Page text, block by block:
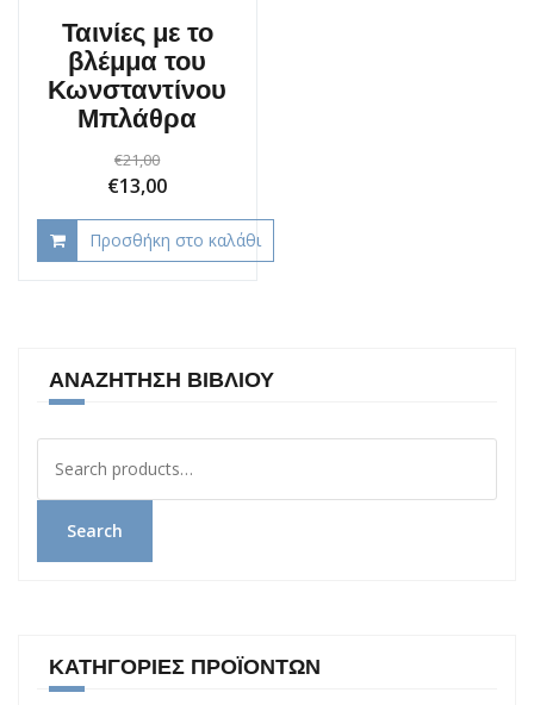
Ταινίες με το
βλέμμα του
Κωνσταντίνου
Μπλάθρα
€21,00
Original
price
was:
€13,00Current
price
is:
Προσθήκη στο καλάθι
ΑΝΑΖΉΤΗΣΗ ΒΙΒΛΊΟΥ
για:
Search
ΚΑΤΗΓΟΡΊΕΣ ΠΡΟΪΌΝΤΩΝ